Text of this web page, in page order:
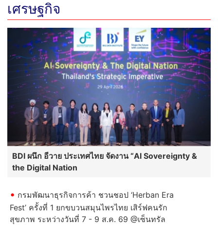
เศรษฐกิจ
BDI ผนึก อีวาย ประเทศไทย จัดงาน “AI Sovereignty &
the Digital Nation
กรมพัฒนาธุรกิจการค้า ชวนชอป ‘Herban Era
Fest’ ครั้งที่ 1 ยกขบวนสมุนไพรไทย เสิร์ฟคนรัก
สุขภาพ ระหว่างวันที่ 7 - 9 ส.ค. 69 @เซ็นทรัล